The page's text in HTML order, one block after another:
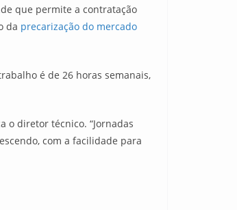
que permite a contratação
da precarização do mercado
é de 26 horas semanais,
o diretor técnico. “Jornadas
com a facilidade para